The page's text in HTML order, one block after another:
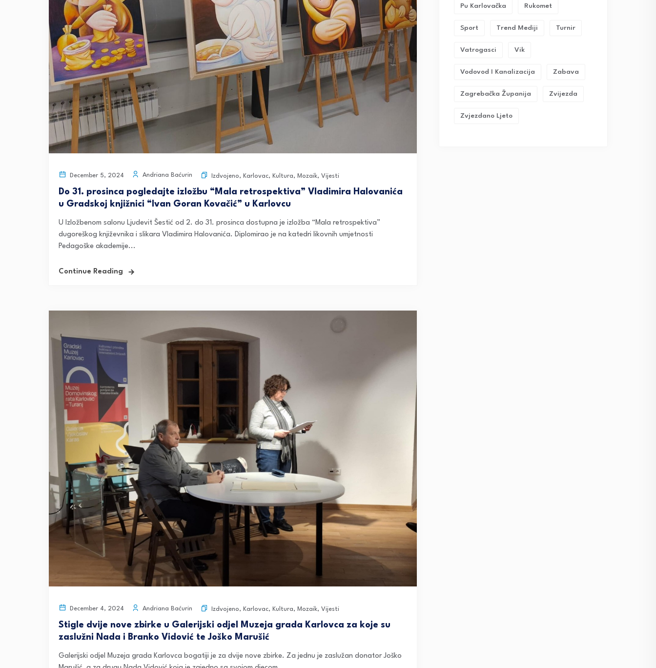
December 5, 2024 Andriana Baćurin Izdvojeno, Karlovac, Kultura, Mozaik, Vijesti
Do 31. prosinca pogledajte izložbu “Mala retrospektiva” Vladimira Halovanića
u Gradskoj knjižnici “Ivan Goran Kovačić” u Karlovcu
U Izložbenom salonu Ljudevit Šestić od 2. do 31. prosinca dostupna je izložba “Mala retrospektiva”
dugoreškog književnika i slikara Vladimira Halovanića. Diplomirao je na katedri likovnih umjetnosti
Pedagoške akademije...
Continue Reading
December 4, 2024 Andriana Baćurin Izdvojeno, Karlovac, Kultura, Mozaik, Vijesti
Stigle dvije nove zbirke u Galerijski odjel Muzeja grada Karlovca za koje su
zaslužni Nada i Branko Vidović te Joško Marušić
Galerijski odjel Muzeja grada Karlovca bogatiji je za dvije nove zbirke. Za jednu je zaslužan donator Joško
Pu Karlovačka Rukomet
Sport Trend Mediji Turnir
Vatrogasci Vik
Vodovod I Kanalizacija Zabava
Zagrebačka Županija Zvijezda
Zvjezdano Ljeto